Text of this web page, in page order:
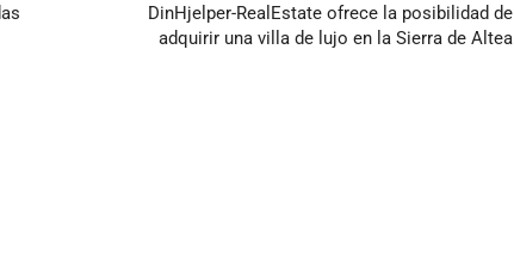
DinHjelper-RealEstate ofrece la posibilidad de
adquirir una villa de lujo en la Sierra de Altea